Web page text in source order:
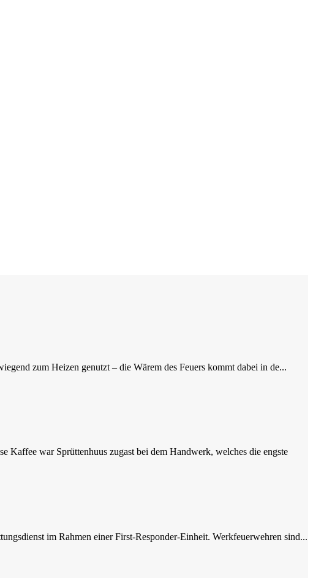
zum Heizen genutzt – die Wärem des Feuers kommt dabei in de...
Kaffee war Sprüttenhuus zugast bei dem Handwerk, welches die engste
im Rahmen einer First-Responder-Einheit. Werkfeuerwehren sind...